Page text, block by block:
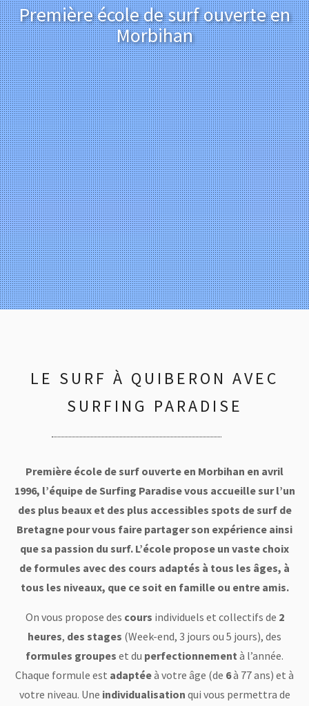
Première école de surf ouverte en
Morbihan
LE SURF À QUIBERON AVEC
SURFING PARADISE
Première école de surf ouverte en Morbihan en avril
1996, l’équipe de Surfing Paradise vous accueille sur l’un
des plus beaux et des plus accessibles spots de surf de
Bretagne pour vous faire partager son expérience ainsi
que sa passion du surf. L’école propose un vaste choix
de formules avec des cours adaptés à tous les âges, à
tous les niveaux, que ce soit en famille ou entre amis.
On vous propose des cours individuels et collectifs de 2
heures, des stages (Week-end, 3 jours ou 5 jours), des
formules groupes et du perfectionnement à l’année.
Chaque formule est adaptéeà votre âge (de 6à 77 ans) et à
votre niveau. Une individualisation qui vous permettra de